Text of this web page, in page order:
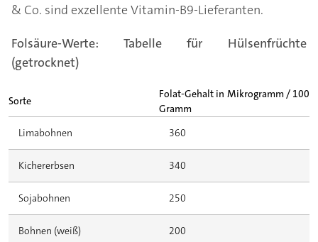
& Co. sind exzellente Vitamin-B9-Lieferanten.
Folsäure-Werte: Tabelle für Hülsenfrüchte
(getrocknet)
Sorte
Folat-Gehalt in Mikrogramm / 100
Gramm
Limabohnen
360
Kichererbsen 340
Sojabohnen 250
Bohnen (weiß) 200